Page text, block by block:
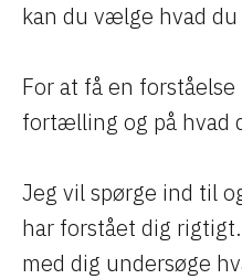
kan du vælge hvad
For at få en
fortælling og på hvad
Jeg vil spørge ind til
har forstået dig
med dig undersøge